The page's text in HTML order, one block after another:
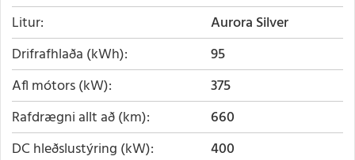
Litur
Aurora Silver
Drifrafhlaða (kWh)
95
Afl mótors (kW)
375
Rafdrægni allt að (km)
660
DC hleðslustýring (kW)
400